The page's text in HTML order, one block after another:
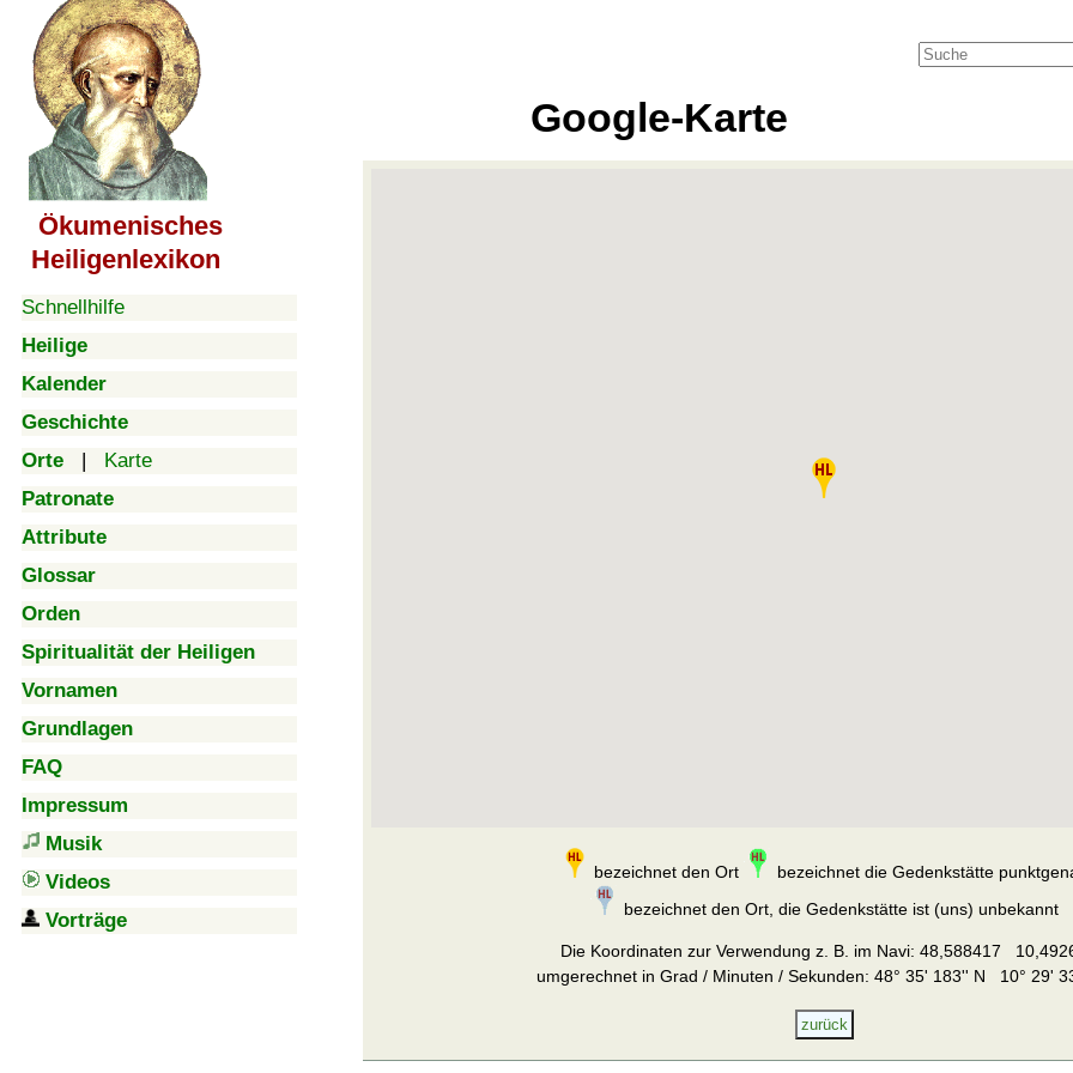
Ökumenisches
Heiligenlexikon
Schnellhilfe
Heilige
Kalender
Geschichte
Orte | Karte
Patronate
Attribute
Glossar
Orden
Spiritualität der Heiligen
Vornamen
Grundlagen
FAQ
Impressum
Musik
Videos
Vorträge
Google-Karte
bezeichnet den Ort
bezeichnet die Gedenkstätte
bezeichnet den Ort, die Gedenkstätte ist (uns) unbekannt
Die Koordinaten zur Verwendung z. B. im Navi: 48,588417
umgerechnet in Grad / Minuten / Sekunden: 48° 35' 183'' N 10° 29'